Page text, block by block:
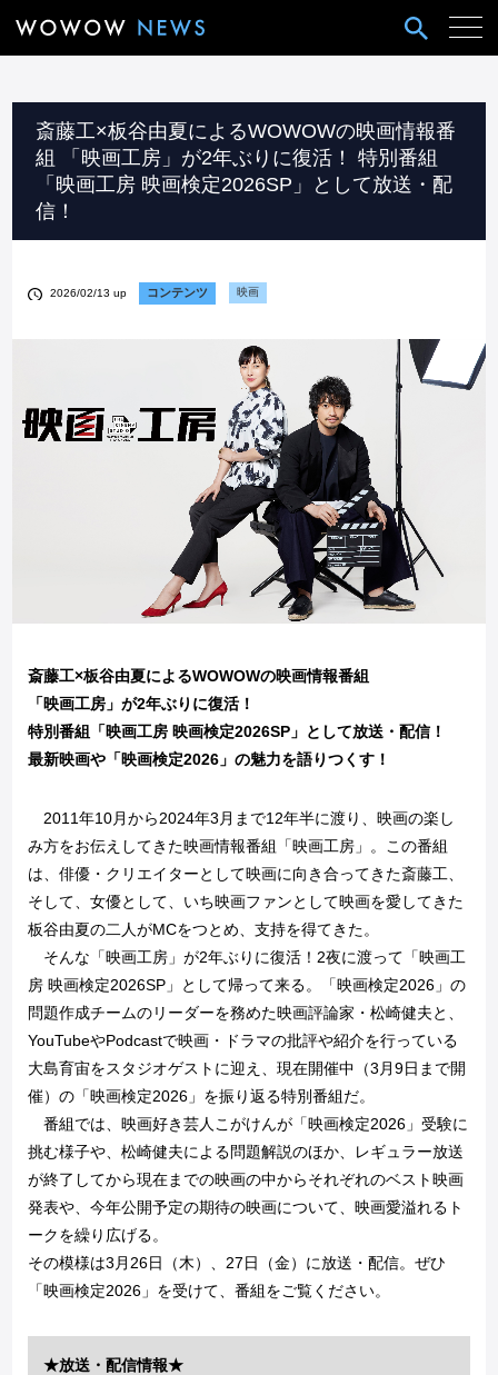
斎藤工×板谷由夏によるWOWOWの映画情報番
組 「映画工房」が2年ぶりに復活！ 特別番組
「映画工房 映画検定2026SP」として放送・配
信！
2026/02/13 up コンテンツ 映画
斎藤工×板谷由夏によるWOWOWの映画情報番組
「映画工房」が2年ぶりに復活！
特別番組「映画工房 映画検定2026SP」として放送・配信！
最新映画や「映画検定2026」の魅力を語りつくす！
2011年10月から2024年3月まで12年半に渡り、映画の楽し
み方をお伝えしてきた映画情報番組「映画工房」。この番組
は、俳優・クリエイターとして映画に向き合ってきた斎藤工、
そして、女優として、いち映画ファンとして映画を愛してきた
板谷由夏の二人がMCをつとめ、支持を得てきた。
そんな「映画工房」が2年ぶりに復活！2夜に渡って「映画工
房 映画検定2026SP」として帰って来る。「映画検定2026」の
問題作成チームのリーダーを務めた映画評論家・松崎健夫と、
YouTubeやPodcastで映画・ドラマの批評や紹介を行っている
大島育宙をスタジオゲストに迎え、現在開催中（3月9日まで開
催）の「映画検定2026」を振り返る特別番組だ。
番組では、映画好き芸人こがけんが「映画検定2026」受験に
挑む様子や、松崎健夫による問題解説のほか、レギュラー放送
が終了してから現在までの映画の中からそれぞれのベスト映画
発表や、今年公開予定の期待の映画について、映画愛溢れるト
ークを繰り広げる。
その模様は3月26日（木）、27日（金）に放送・配信。ぜひ
「映画検定2026」を受けて、番組をご覧ください。
★放送・配信情報★